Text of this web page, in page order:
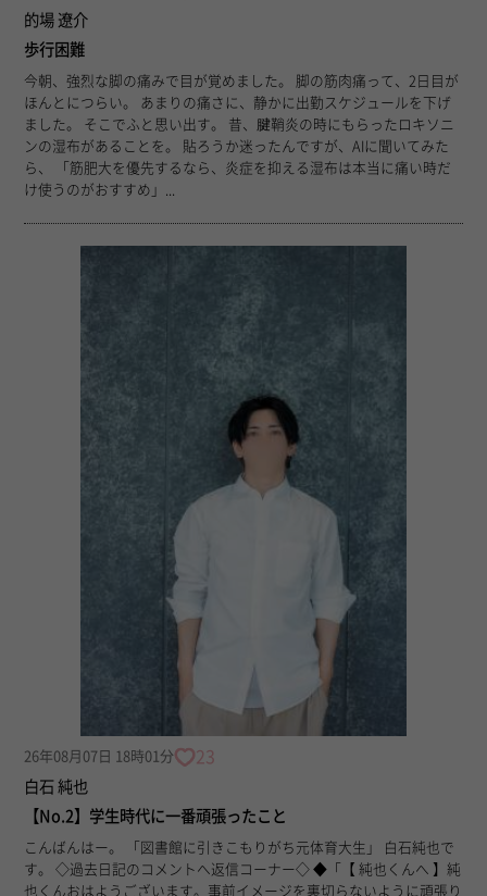
的場 遼介
歩行困難
今朝、強烈な脚の痛みで目が覚めました。 脚の筋肉痛って、2日目が
ほんとにつらい。 あまりの痛さに、静かに出勤スケジュールを下げ
ました。 そこでふと思い出す。 昔、腱鞘炎の時にもらったロキソニ
ンの湿布があることを。 貼ろうか迷ったんですが、AIに聞いてみた
ら、 「筋肥大を優先するなら、炎症を抑える湿布は本当に痛い時だ
け使うのがおすすめ」...
26年08月07日 18時01分 23
白石 純也
【No.2】学生時代に一番頑張ったこと
こんばんはー。 「図書館に引きこもりがち元体育大生」 白石純也で
す。 ◇過去日記のコメントへ返信コーナー◇ ◆「【 純也くんへ 】純
也くんおはようございます。事前イメージを裏切らないように頑張り